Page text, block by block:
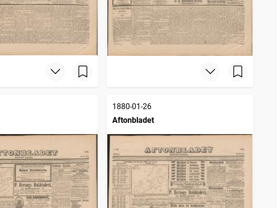
1880-01-26
Aftonbladet